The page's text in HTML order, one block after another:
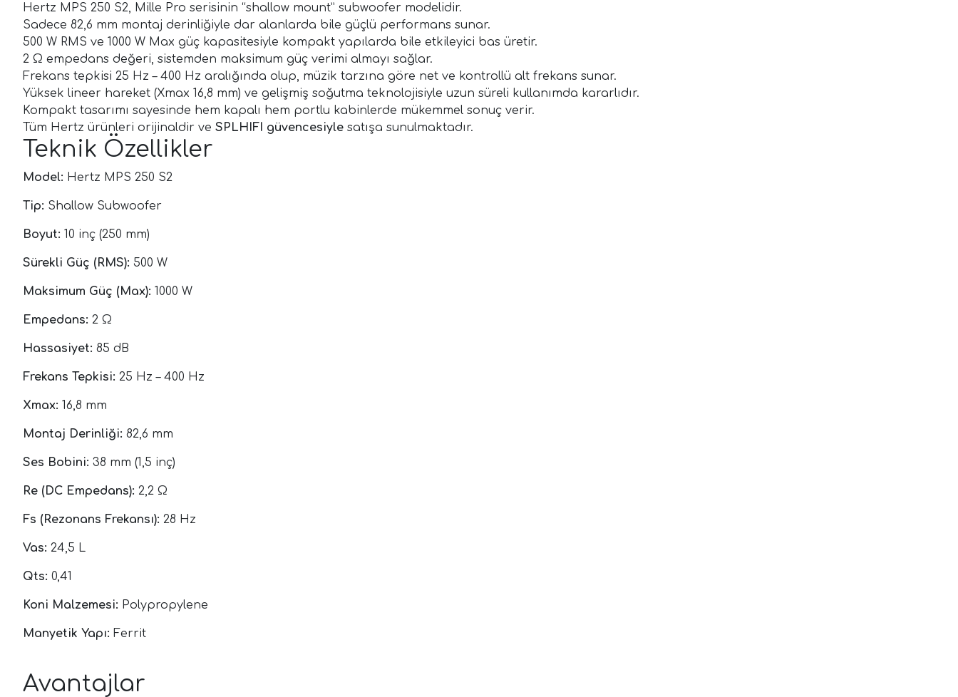
Hertz MPS 250 S2, Mille Pro serisinin “shallow mount” subwoofer modelidir.
Sadece 82,6 mm montaj derinliğiyle dar alanlarda bile güçlü performans sunar.
500 W RMS ve 1000 W Max güç kapasitesiyle kompakt yapılarda bile etkileyici bas üretir.
2 Ω empedans değeri, sistemden maksimum güç verimi almayı sağlar.
Frekans tepkisi 25 Hz – 400 Hz aralığında olup, müzik tarzına göre net ve kontrollü alt frekans sunar.
Yüksek lineer hareket (Xmax 16,8 mm) ve gelişmiş soğutma teknolojisiyle uzun süreli kullanımda kararlıdır.
Kompakt tasarımı sayesinde hem kapalı hem portlu kabinlerde mükemmel sonuç verir.
Tüm Hertz ürünleri orijinaldir ve SPLHIFI güvencesiyle satışa sunulmaktadır.
Teknik Özellikler
Model: Hertz MPS 250 S2
Tip: Shallow Subwoofer
Boyut: 10 inç (250 mm)
Sürekli Güç (RMS): 500 W
Maksimum Güç (Max): 1000 W
Empedans: 2 Ω
Hassasiyet: 85 dB
Frekans Tepkisi: 25 Hz – 400 Hz
Xmax: 16,8 mm
Montaj Derinliği: 82,6 mm
Ses Bobini: 38 mm (1,5 inç)
Re (DC Empedans): 2,2 Ω
Fs (Rezonans Frekansı): 28 Hz
Vas: 24,5 L
Qts: 0,41
Koni Malzemesi: Polypropylene
Manyetik Yapı: Ferrit
Avantajlar